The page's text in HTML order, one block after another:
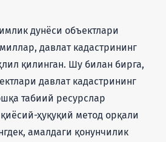
дунёси объектлари
давлат кадастрининг
қилинган. Шу билан бирга,
давлат кадастрининг
табиий ресурслар
ҳуқуқий метод орқали
амалдаги қонунчилик